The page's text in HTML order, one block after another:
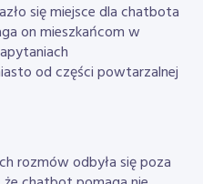
się miejsce dla chatbota
on mieszkańcom w
od części powtarzalnej
rozmów odbyła się poza